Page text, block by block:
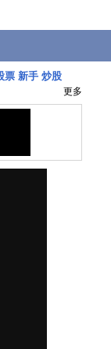
票 新手 炒股
更多